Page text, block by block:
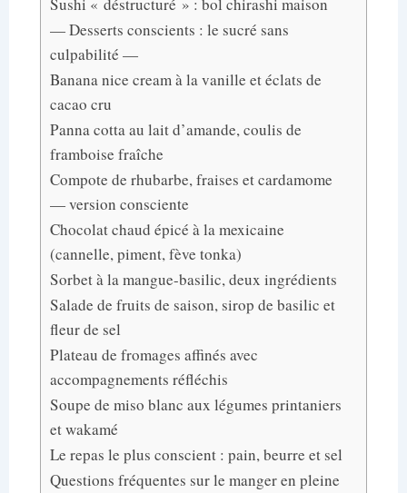
— Desserts conscients : le sucré sans
culpabilité —
Banana nice cream à la vanille et éclats de
cacao cru
Panna cotta au lait d’amande, coulis de
framboise fraîche
Compote de rhubarbe, fraises et cardamome
— version consciente
Chocolat chaud épicé à la mexicaine
(cannelle, piment, fève tonka)
Sorbet à la mangue-basilic, deux ingrédients
Salade de fruits de saison, sirop de basilic et
fleur de sel
Plateau de fromages affinés avec
accompagnements réfléchis
Soupe de miso blanc aux légumes printaniers
et wakamé
Le repas le plus conscient : pain, beurre et sel
Questions fréquentes sur le manger en pleine